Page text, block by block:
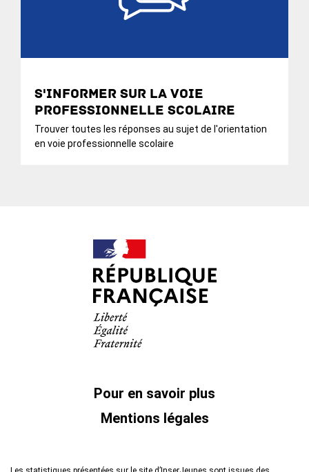
S'informer sur la voie
professionnelle scolaire
Trouver toutes les réponses au sujet de l'orientation
en voie professionnelle scolaire
Pour en savoir plus
Mentions légales